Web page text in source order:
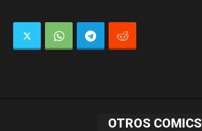
OTROS COMICS